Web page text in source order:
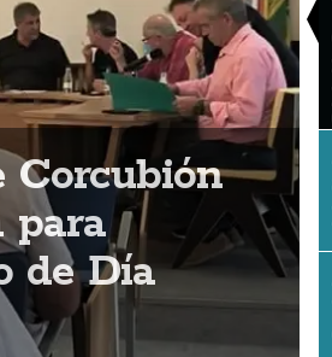
Corcubión
para
de Día